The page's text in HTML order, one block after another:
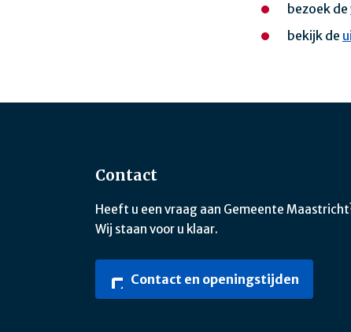
bezoek de
bekijk de
Contact
Heeft u een vraag aan Gemeente
Wij staan voor u klaar.
Contact en openingstijden